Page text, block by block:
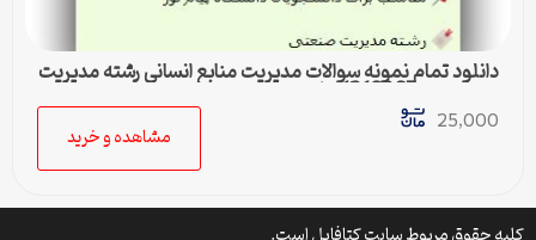
دانلود تمام نمونه سوالات مدیریت منابع انسانی رشته مدیریت
صنعتی کد 1218265 پیام نور
25,000
مشاهده و خرید